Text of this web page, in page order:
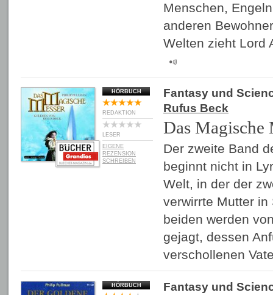
Menschen,
anderen
Welten zieht
HÖRBUCH
REDAKTION
LESER
EIGENE
REZENSION
SCHREIBEN
Fantasy und
Rufus Beck
Das Magische
Der zweite Band
beginnt nicht in
Welt, in der der
verwirrte Mutter
beiden werden
gejagt, dessen
verschollenen
HÖRBUCH
Fantasy und